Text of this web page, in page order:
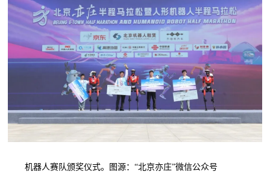
机器人赛队颁奖仪式。图源：“北京亦庄”微信公众号